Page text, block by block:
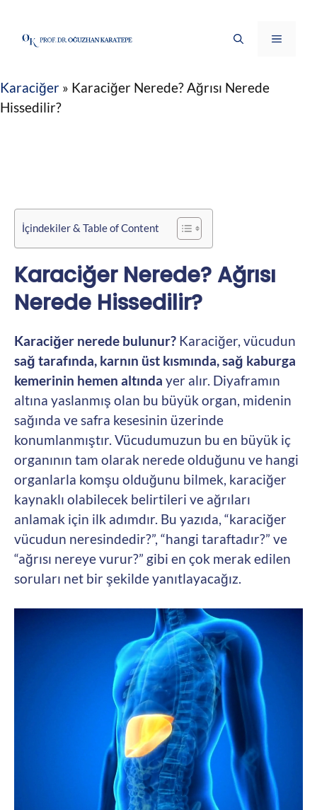
Menü
Karaciğer » Karaciğer Nerede? Ağrısı Nerede
Hissedilir?
İçindekiler & Table of Content
Karaciğer Nerede? Ağrısı
Nerede Hissedilir?
Karaciğer nerede bulunur? Karaciğer, vücudun
sağ tarafında, karnın üst kısmında, sağ kaburga
kemerinin hemen altında yer alır. Diyaframın
altına yaslanmış olan bu büyük organ, midenin
sağında ve safra kesesinin üzerinde
konumlanmıştır. Vücudumuzun bu en büyük iç
organının tam olarak nerede olduğunu ve hangi
organlarla komşu olduğunu bilmek, karaciğer
kaynaklı olabilecek belirtileri ve ağrıları
anlamak için ilk adımdır. Bu yazıda, “karaciğer
vücudun neresindedir?”, “hangi taraftadır?” ve
“ağrısı nereye vurur?” gibi en çok merak edilen
soruları net bir şekilde yanıtlayacağız.